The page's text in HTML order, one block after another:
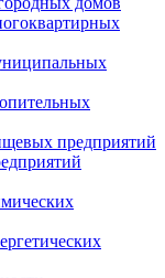
предприятий